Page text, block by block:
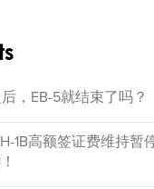
，EB-5就结束了吗？
1B高额签证费维持暂